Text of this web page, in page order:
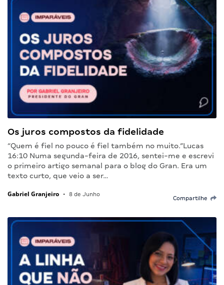
Os juros compostos da fidelidade
“Quem é fiel no pouco é fiel também no muito.”Lucas
16:10 Numa segunda-feira de 2016, sentei-me e escrevi
o primeiro artigo semanal para o blog do Gran. Era um
texto curto, que veio a ser…
Gabriel Granjeiro • 8 de Junho
Compartilhe